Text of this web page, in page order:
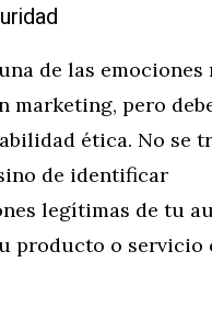
de las emociones
marketing, pero
ética. No se
de identificar
legítimas de tu
producto o servicio